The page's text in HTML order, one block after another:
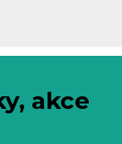
akce